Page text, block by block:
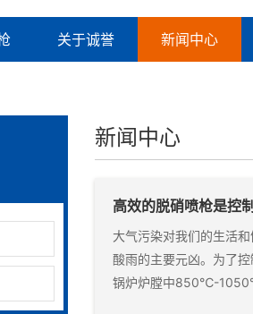
关于诚誉 新闻中心
新闻中心
高效的脱硝喷枪是控
大气污染对我们的生活
酸雨的主要元凶。为了
锅炉炉膛中850℃-1050℃